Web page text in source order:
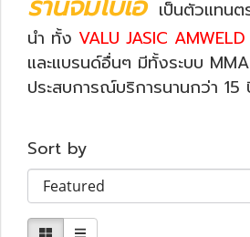
เป็นตัวแทนต
นำ ทั้ง VALU JASIC
และแบรนด์อื่นๆ มีทั้งระบบ
ประสบการณ์บริการนานกว่า 15
Sort by